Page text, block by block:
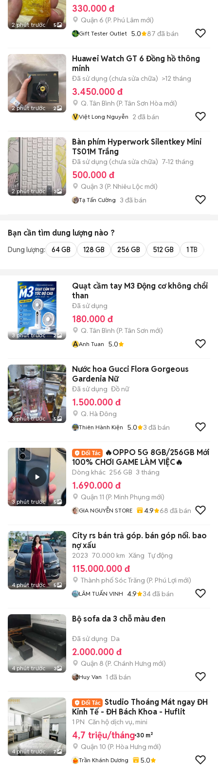
2 phút trước 5
330.000 đ
Quận 6 (P. Phú Lâm mới)
Gift Tester Outlet 5.0 87 đã bán
2 phút trước 2
Huawei Watch GT 6 Đồng hồ thông
minh
Đã sử dụng (chưa sửa chữa) >12 tháng
3.450.000 đ
Q. Tân Bình (P. Tân Sơn Hòa mới)
VViệt Long Nguyễn 2 đã bán
2 phút trước 3
Bàn phím Hyperwork Silentkey Mini
TS01M Trắng
Đã sử dụng (chưa sửa chữa) 7-12 tháng
500.000 đ
Quận 3 (P. Nhiêu Lộc mới)
Tạ Tấn Cường 3 đã bán
Bạn cần tìm dung lượng nào ?
Dung lượng: 64 GB 128 GB 256 GB 512 GB 1 TB
3 phút trước 2
Quạt cầm tay M3 Động cơ không chổi
than
Đã sử dụng
180.000 đ
Q. Tân Bình (P. Tân Sơn mới)
AAnh Tuan 5.0
3 phút trước 5
Nước hoa Gucci Flora Gorgeous
Gardenia Nữ
Đã sử dụng Đồ nữ
1.500.000 đ
Q. Hà Đông
Thiên Hành Kiện 5.0 3 đã bán
3 phút trước 5
🔥OPPO 5G 8GB/256GB Mới
100% CHƠI GAME LÀM VIỆC🔥
Dòng khác 256 GB 3 tháng
1.690.000 đ
Quận 11 (P. Minh Phụng mới)
GIA NGUYỄN STORE 4.9 68 đã bán
4 phút trước 5
City rs bán trả góp. bán góp nối. bao
nợ xấu
2023 70.000 km Xăng Tự động
115.000.000 đ
Thành phố Sóc Trăng (P. Phú Lợi mới)
LÂM TUẤN VINH 4.9 34đã bán
4 phút trước 3
Bộ sofa da 3 chỗ màu đen
Đã sử dụng Da
2.000.000 đ
Quận 8 (P. Chánh Hưng mới)
Huy Van 1 đã bán
4 phút trước 7
Studio Thoáng Mát ngay ĐH
Kinh Tế - ĐH Bách Khoa - Huflit
1 PN Căn hộ dịch vụ, mini
4,7 triệu/tháng 30 m²
Quận 10 (P. Hòa Hưng mới)
Trần Khánh Dương 5.0